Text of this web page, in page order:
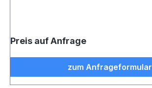
Preis auf Anfrage
zum Anfrageformular